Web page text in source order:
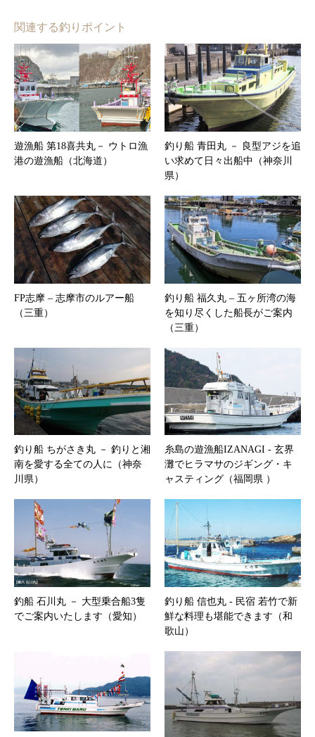
関連する釣りポイント
遊漁船 第18喜共丸－ ウトロ漁
港の遊漁船（北海道）
釣り船 青田丸 － 良型アジを追
い求めて日々出船中（神奈川
県）
FP志摩 – 志摩市のルアー船
（三重）
釣り船 福久丸 – 五ヶ所湾の海
を知り尽くした船長がご案内
（三重）
釣り船 ちがさき丸 － 釣りと湘
南を愛する全ての人に（神奈
川県）
糸島の遊漁船IZANAGI ‐ 玄界
灘でヒラマサのジギング・キ
ャスティング（福岡県 ）
釣船 石川丸 － 大型乗合船3隻
でご案内いたします（愛知）
釣り船 信也丸 ‐ 民宿 若竹で新
鮮な料理も堪能できます（和
歌山）